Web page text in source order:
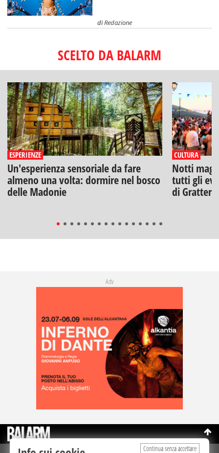
diRedazione
SCELTO DA BALARM
ESPERIENZE
Un'esperienza sensoriale da fare
almeno una volta: dormire nel bosco
delle Madonie
CULTURA
Notti
tutti gli
di Gratteri
Adv
Continua senza accettare